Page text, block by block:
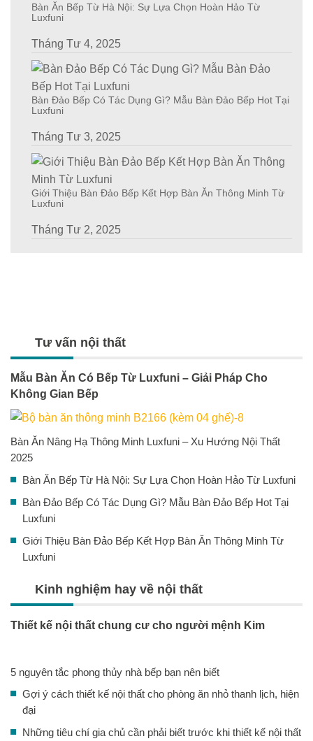
Bàn Ăn Bếp Từ Hà Nội: Sự Lựa Chọn Hoàn Hảo Từ
Luxfuni
Tháng Tư 4, 2025
Bàn Đảo Bếp Có Tác Dụng Gì? Mẫu Bàn Đảo Bếp Hot Tại
Luxfuni
Tháng Tư 3, 2025
Giới Thiệu Bàn Đảo Bếp Kết Hợp Bàn Ăn Thông Minh Từ
Luxfuni
Tháng Tư 2, 2025
Tư vấn nội thất
Mẫu Bàn Ăn Có Bếp Từ Luxfuni – Giải Pháp Cho
Không Gian Bếp
Bàn Ăn Nâng Hạ Thông Minh Luxfuni – Xu Hướng Nội Thất
2025
Bàn Ăn Bếp Từ Hà Nội: Sự Lựa Chọn Hoàn Hảo Từ Luxfuni
Bàn Đảo Bếp Có Tác Dụng Gì? Mẫu Bàn Đảo Bếp Hot Tại
Luxfuni
Giới Thiệu Bàn Đảo Bếp Kết Hợp Bàn Ăn Thông Minh Từ
Luxfuni
Kinh nghiệm hay về nội thất
Thiết kế nội thất chung cư cho người mệnh Kim
5 nguyên tắc phong thủy nhà bếp bạn nên biết
Gợi ý cách thiết kế nội thất cho phòng ăn nhỏ thanh lịch, hiện
đại
Những tiêu chí gia chủ cần phải biết trước khi thiết kế nội thất